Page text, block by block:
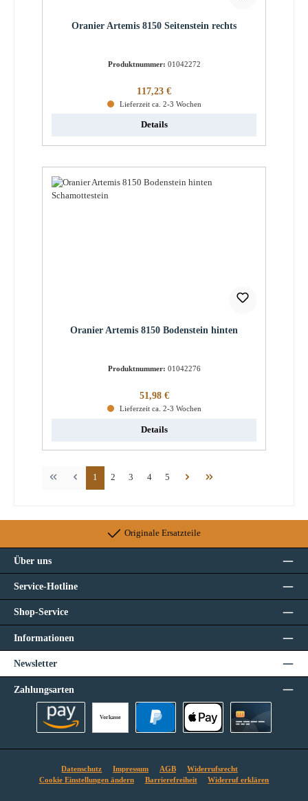
Oranier Artemis 8150 Seitenstein rechts
Produktnummer: 01042272
Regulärer Preis:
117,23 €
Lieferzeit ca. 2-3 Wochen
Details
Oranier Artemis 8150 Bodenstein hinten
Produktnummer: 01042276
Regulärer Preis:
51,98 €
Lieferzeit ca. 2-3 Wochen
Details
Seite
1 Seite
2 Seite
3 Seite
4 Seite
5
Originale Ersatzteile
Über uns
Service-Hotline
Shop-Service
Informationen
Newsletter
Zahlungsarten
Vorkasse
Datenschutz Impressum AGB
Widerrufsrecht
Cookie Einstellungen ändern
Barrierefreiheit Widerruf erklären